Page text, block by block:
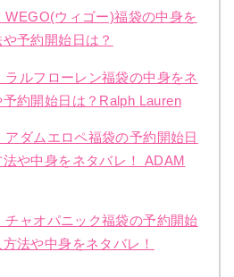
WEGO(ウィゴー)福袋の中身を
予約開始日は？
ラルフローレン福袋の中身をネ
約開始日は？Ralph Lauren
アダムエロペ福袋の予約開始日
や中身をネタバレ！ ADAM
チャオパニック福袋の予約開始
法や中身をネタバレ！